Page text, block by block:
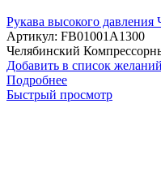
Рукава высокого давления
Артикул: FB01001A1300
Челябинский
Добавить в список желаний
Подробнее
Быстрый просмотр